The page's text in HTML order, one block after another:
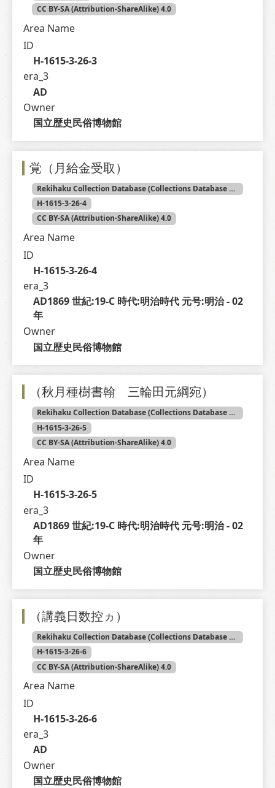
CC BY-SA (Attribution-ShareAlike) 4.0
Area Name
ID
H-1615-3-26-3
era_3
AD
Owner
国立歴史民俗博物館
覚（月給金受取）
Rekihaku Collection Database (Collections Database of the National Museum of Japanese History)
H-1615-3-26-4
CC BY-SA (Attribution-ShareAlike) 4.0
Area Name
ID
H-1615-3-26-4
era_3
AD1869 世紀:19-C 時代:明治時代 元号:明治 - 02
年
Owner
国立歴史民俗博物館
（秋月種樹書翰 三輪田元綱宛）
Rekihaku Collection Database (Collections Database of the National Museum of Japanese History)
H-1615-3-26-5
CC BY-SA (Attribution-ShareAlike) 4.0
Area Name
ID
H-1615-3-26-5
era_3
AD1869 世紀:19-C 時代:明治時代 元号:明治 - 02
年
Owner
国立歴史民俗博物館
（講義日数控ヵ）
Rekihaku Collection Database (Collections Database of the National Museum of Japanese History)
H-1615-3-26-6
CC BY-SA (Attribution-ShareAlike) 4.0
Area Name
ID
H-1615-3-26-6
era_3
AD
Owner
国立歴史民俗博物館